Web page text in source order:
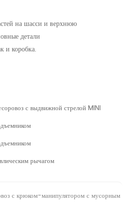
на шасси и верхнюю
детали
и коробка.
с выдвижной стрелой MINI
рычагом
с крюком-манипулятором с мусорным